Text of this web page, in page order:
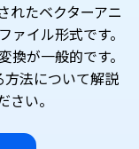
れたベクターアニ
イル形式です。
換が一般的です。
方法について解説
い。